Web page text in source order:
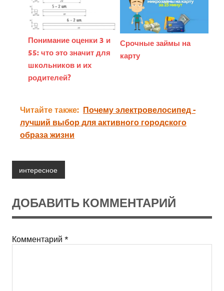
Понимание оценки 3 и
55: что это значит для
школьников и их
родителей?
Срочные займы на
карту
Читайте также: Почему электровелосипед -
лучший выбор для активного городского
образа жизни
интересное
ДОБАВИТЬ КОММЕНТАРИЙ
Комментарий *